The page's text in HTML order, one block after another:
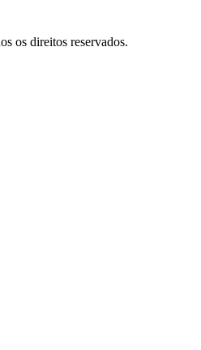
os direitos reservados.